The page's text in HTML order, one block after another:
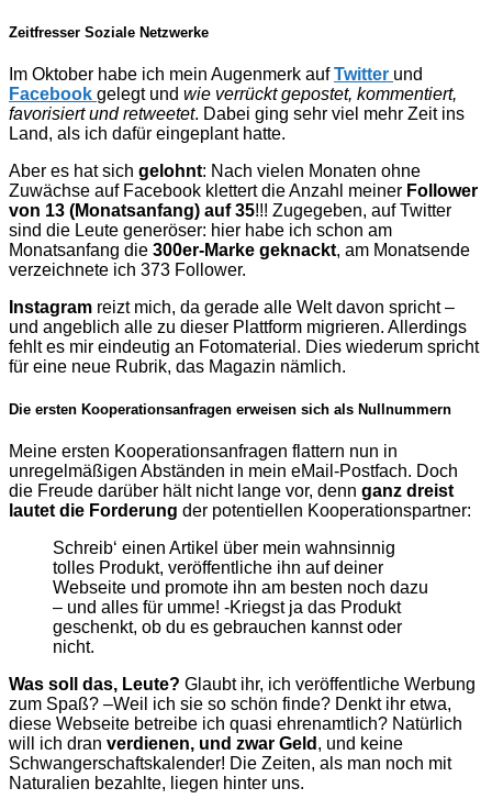
Zeitfresser Soziale Netzwerke
Im Oktober habe ich mein Augenmerk aufTwitter und
Facebook gelegt und wie verrückt gepostet, kommentiert,
favorisiert und retweetet. Dabei ging sehr viel mehr Zeit ins
Land, als ich dafür eingeplant hatte.
Aber es hat sich gelohnt: Nach vielen Monaten ohne
Zuwächse auf Facebook klettert die Anzahl meiner Follower
von 13 (Monatsanfang) auf 35!!! Zugegeben, auf Twitter
sind die Leute generöser: hier habe ich schon am
Monatsanfang die 300er-Marke geknackt, am Monatsende
verzeichnete ich 373 Follower.
Instagram reizt mich, da gerade alle Welt davon spricht –
und angeblich alle zu dieser Plattform migrieren. Allerdings
fehlt es mir eindeutig an Fotomaterial. Dies wiederum spricht
für eine neue Rubrik, das Magazin nämlich.
Die ersten Kooperationsanfragen erweisen sich als Nullnummern
Meine ersten Kooperationsanfragen flattern nun in
unregelmäßigen Abständen in mein eMail-Postfach. Doch
die Freude darüber hält nicht lange vor, denn ganz dreist
lautet die Forderung der potentiellen Kooperationspartner:
Schreib‘ einen Artikel über mein wahnsinnig
tolles Produkt, veröffentliche ihn auf deiner
Webseite und promote ihn am besten noch dazu
– und alles für umme! -Kriegst ja das Produkt
geschenkt, ob du es gebrauchen kannst oder
nicht.
Was soll das, Leute? Glaubt ihr, ich veröffentliche Werbung
zum Spaß? –Weil ich sie so schön finde? Denkt ihr etwa,
diese Webseite betreibe ich quasi ehrenamtlich? Natürlich
will ich dran verdienen, und zwar Geld , und keine
Schwangerschaftskalender! Die Zeiten, als man noch mit
Naturalien bezahlte, liegen hinter uns.